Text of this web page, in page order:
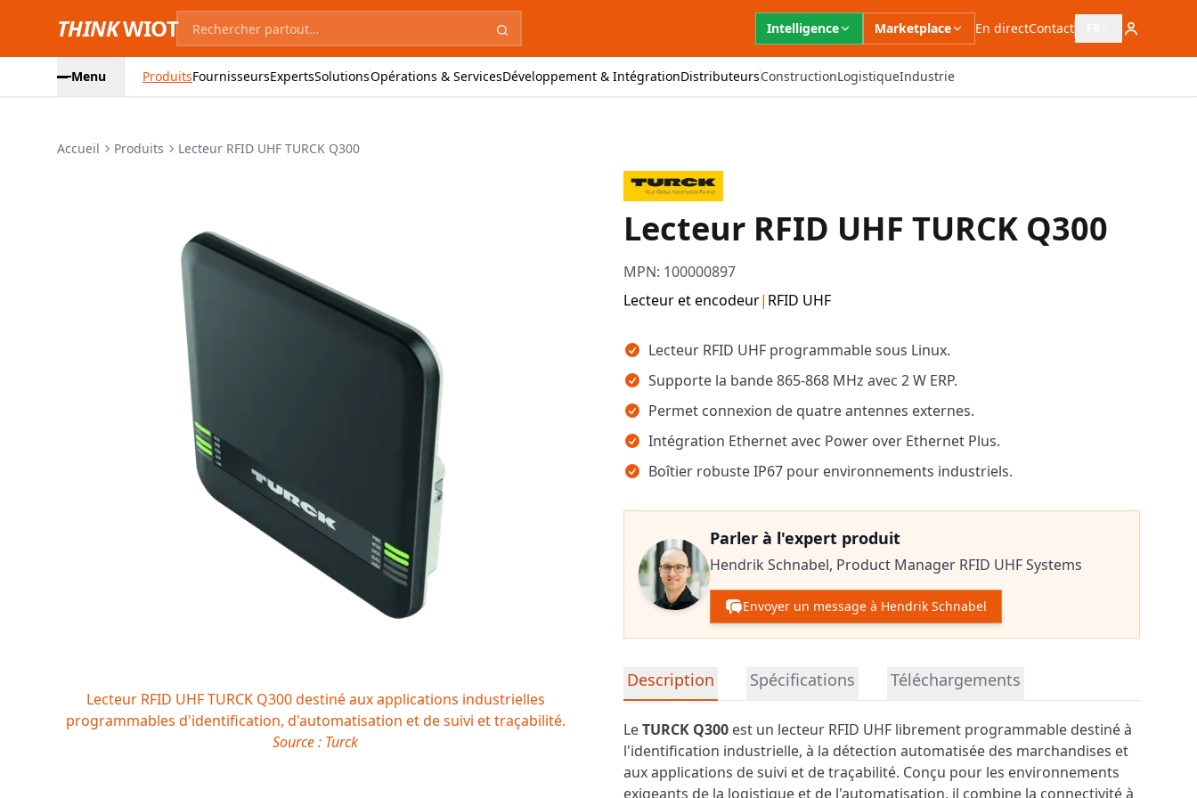
THINKWIOT Intelligence Marketplace En directContact Ouvrir le sélecteur
Menu ProduitsFournisseursExpertsSolutionsOpérations & ServicesDéveloppement & IntégrationDistributeursConstructionLogistiqueIndustrie
Accueil Produits Lecteur RFID UHF TURCK Q300
Lecteur RFID UHF TURCK Q300
MPN: 100000897
Lecteur et encodeur| RFID UHF
Points clés
Lecteur RFID UHF programmable sous Linux.
Supporte la bande 865-868 MHz avec 2 W ERP.
Permet connexion de quatre antennes externes.
Intégration Ethernet avec Power over Ethernet Plus.
Boîtier robuste IP67 pour environnements industriels.
Parler à l'expert produit
Hendrik Schnabel, Product Manager RFID UHF Systems
Envoyer un message à Hendrik Schnabel
Informations détaillées sur le produit
Description Spécifications Téléchargements
LeTURCK Q300 est un lecteur RFID UHF librement programmable destiné à
l'identification industrielle, à la détection automatisée des marchandises et
aux applications de suivi et de traçabilité. Conçu pour les environnements
exigeants de la logistique et de l'automatisation, il combine la connectivité à
Lecteur RFID UHF TURCK Q300 destiné aux applications industrielles
programmables d'identification, d'automatisation et de suivi et traçabilité.
Source : Turck